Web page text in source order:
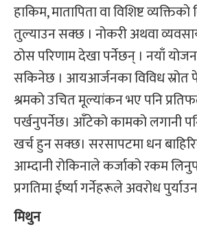
हाकिम, मातापिता वा विशिष्ट
तुल्याउन सक्छ । नोकरी अथवा
ठोस परिणाम देखा पर्नेछन् । नयाँ योजना
सकिनेछ । आयआर्जनका विविध स्रोत
श्रमको उचित मूल्यांकन भए पनि
पर्खनुपर्नेछ। आँटेको कामको लगानी
खर्च हुन सक्छ। सरसापटमा धन
आम्दानी रोकिनाले कर्जाको रकम
प्रगतिमा ईर्ष्या गर्नेहरूले अवरोध
मिथुन